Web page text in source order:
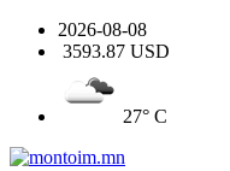
2026-08-08
3593.87 USD
27° C